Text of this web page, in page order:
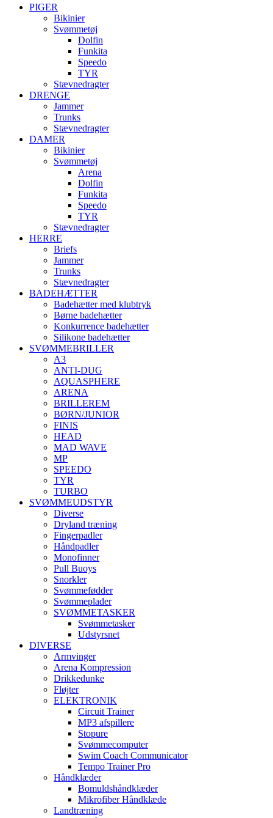
PIGER
Bikinier
Svømmetøj
Dolfin
Funkita
Speedo
TYR
Stævnedragter
DRENGE
Jammer
Trunks
Stævnedragter
DAMER
Bikinier
Svømmetøj
Arena
Dolfin
Funkita
Speedo
TYR
Stævnedragter
HERRE
Briefs
Jammer
Trunks
Stævnedragter
BADEHÆTTER
Badehætter med klubtryk
Børne badehætter
Konkurrence badehætter
Silikone badehætter
SVØMMEBRILLER
A3
ANTI-DUG
AQUASPHERE
ARENA
BRILLEREM
BØRN/JUNIOR
FINIS
HEAD
MAD WAVE
MP
SPEEDO
TYR
TURBO
SVØMMEUDSTYR
Diverse
Dryland træning
Fingerpadler
Håndpadler
Monofinner
Pull Buoys
Snorkler
Svømmefødder
Svømmeplader
SVØMMETASKER
Svømmetasker
Udstyrsnet
DIVERSE
Armvinger
Arena Kompression
Drikkedunke
Fløjter
ELEKTRONIK
Circuit Trainer
MP3 afspillere
Stopure
Svømmecomputer
Swim Coach Communicator
Tempo Trainer Pro
Håndklæder
Bomuldshåndklæder
Mikrofiber Håndklæde
Landtræning